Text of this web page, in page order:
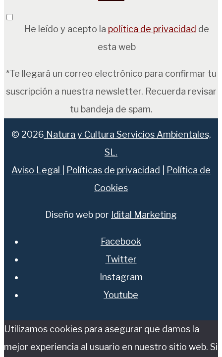
He leído y acepto la política de privacidad de
esta web
*Te llegará un correo electrónico para confirmar tu
suscripción a nuestra newsletter. Recuerda revisar
tu bandeja de spam.
© 2026 Natura y Cultura Servicios Ambientales,
SL.
Aviso Legal
Políticas de privacidad
Política de
Cookies
Diseño web por Idital Marketing
Facebook
Twitter
Instagram
Youtube
Utilizamos cookies para asegurar que damos la
mejor experiencia al usuario en nuestro sitio web. Si